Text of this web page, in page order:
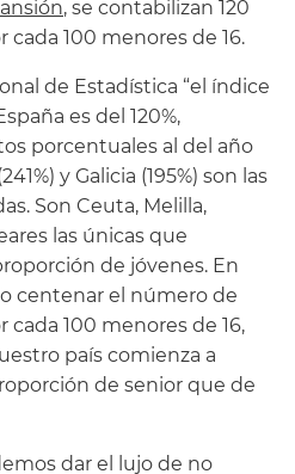
, se contabilizan 120
cada 100 menores de 16.
de Estadística “el índice
es del 120%,
porcentuales al del año
y Galicia (195%) son las
Son Ceuta, Melilla,
las únicas que
de jóvenes. En
centenar el número de
cada 100 menores de 16,
país comienza a
de senior que de
dar el lujo de no